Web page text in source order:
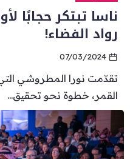
ناسا تبتكر حجابًا
رواد الفضاء!
07/03/2024
تقدّمت نورا المطروشي
القمر، خطوة نحو تحقيق...